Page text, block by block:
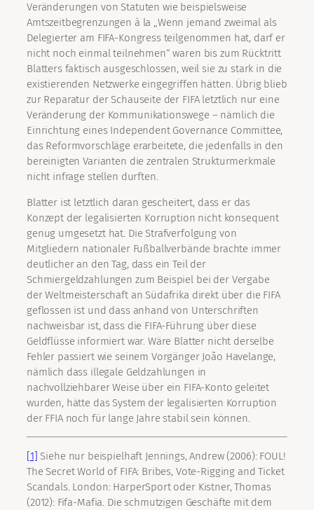
Veränderungen von Statuten wie beispielsweise
Amtszeitbegrenzungen à la „Wenn jemand zweimal als
Delegierter am FIFA-Kongress teilgenommen hat, darf er
nicht noch einmal teilnehmen“ waren bis zum Rücktritt
Blatters faktisch ausgeschlossen, weil sie zu stark in die
existierenden Netzwerke eingegriffen hätten. Übrig blieb
zur Reparatur der Schauseite der FIFA letztlich nur eine
Veränderung der Kommunikationswege – nämlich die
Einrichtung eines Independent Governance Committee,
das Reformvorschläge erarbeitete, die jedenfalls in den
bereinigten Varianten die zentralen Strukturmerkmale
nicht infrage stellen durften.
Blatter ist letztlich daran gescheitert, dass er das
Konzept der legalisierten Korruption nicht konsequent
genug umgesetzt hat. Die Strafverfolgung von
Mitgliedern nationaler Fußballverbände brachte immer
deutlicher an den Tag, dass ein Teil der
Schmiergeldzahlungen zum Beispiel bei der Vergabe
der Weltmeisterschaft an Südafrika direkt über die FIFA
geflossen ist und dass anhand von Unterschriften
nachweisbar ist, dass die FIFA-Führung über diese
Geldflüsse informiert war. Wäre Blatter nicht derselbe
Fehler passiert wie seinem Vorgänger João Havelange,
nämlich dass illegale Geldzahlungen in
nachvollziehbarer Weise über ein FIFA-Konto geleitet
wurden, hätte das System der legalisierten Korruption
der FFIA noch für lange Jahre stabil sein können.
[1] Siehe nur beispielhaft Jennings, Andrew (2006): FOUL!
The Secret World of FIFA: Bribes, Vote-Rigging and Ticket
Scandals. London: HarperSport oder Kistner, Thomas
(2012): Fifa-Mafia. Die schmutzigen Geschäfte mit dem